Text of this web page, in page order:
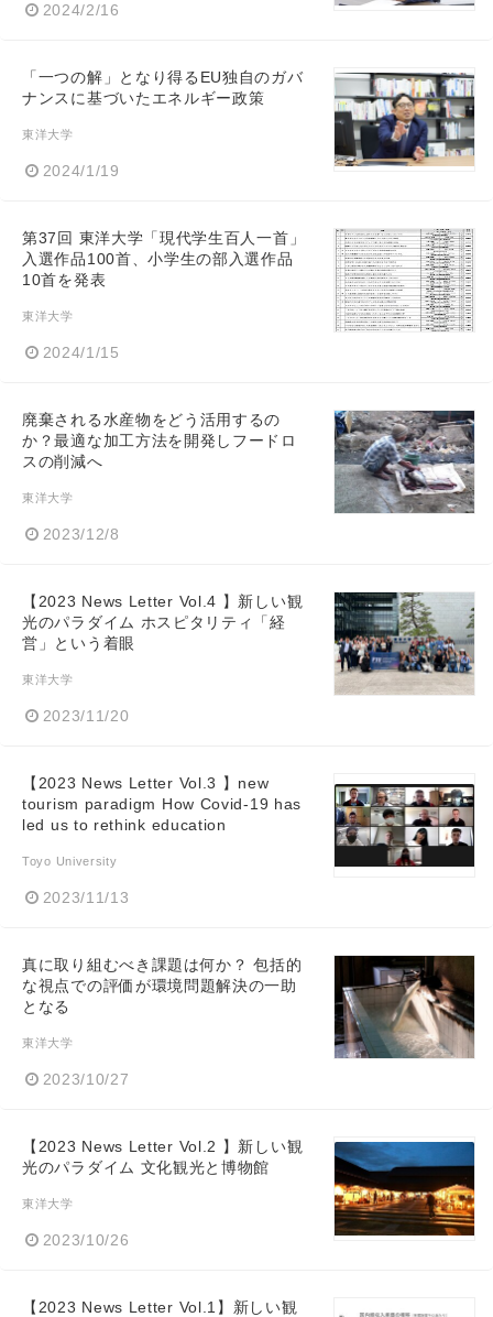
2024/2/16
「一つの解」となり得るEU独自のガバ
ナンスに基づいたエネルギー政策
東洋大学
2024/1/19
第37回 東洋大学「現代学生百人一首」
入選作品100首、小学生の部入選作品
10首を発表
東洋大学
2024/1/15
廃棄される水産物をどう活用するの
か？最適な加工方法を開発しフードロ
スの削減へ
東洋大学
2023/12/8
【2023 News Letter Vol.4 】新しい観
光のパラダイム ホスピタリティ「経
営」という着眼
東洋大学
2023/11/20
【2023 News Letter Vol.3 】new
tourism paradigm How Covid-19 has
led us to rethink education
Toyo University
2023/11/13
真に取り組むべき課題は何か？ 包括的
な視点での評価が環境問題解決の一助
となる
東洋大学
2023/10/27
【2023 News Letter Vol.2 】新しい観
光のパラダイム 文化観光と博物館
東洋大学
2023/10/26
【2023 News Letter Vol.1】新しい観